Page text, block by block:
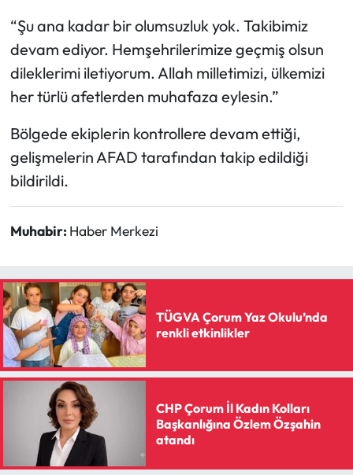
“Şu ana kadar bir olumsuzluk yok. Takibimiz
devam ediyor. Hemşehrilerimize geçmiş olsun
dileklerimi iletiyorum. Allah milletimizi, ülkemizi
her türlü afetlerden muhafaza eylesin.”
Bölgede ekiplerin kontrollere devam ettiği,
gelişmelerin AFAD tarafından takip edildiği
bildirildi.
Muhabir: Haber Merkezi
TÜGVA Çorum Yaz Okulu’nda
renkli etkinlikler
CHP Çorum İl Kadın Kolları
Başkanlığına Özlem Özşahin
atandı
Yayla Haber
Yemek Tarifleri
Yerel Haberler